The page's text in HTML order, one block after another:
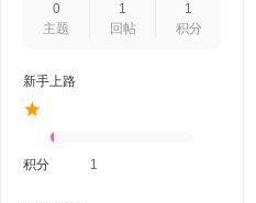
0
主题
1
回帖
1
积分
新手上路
积分 1